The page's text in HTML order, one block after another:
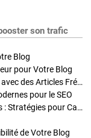
son trafic
Blog
pour Votre Blog
Stratégies de Publication : Boostez Votre Blog avec des Articles Fréquents et Exclusifs
pour le SEO
Enrichir Vos Articles avec des Contenus Riches : Stratégies pour Captiver et Optimiser
de Votre Blog